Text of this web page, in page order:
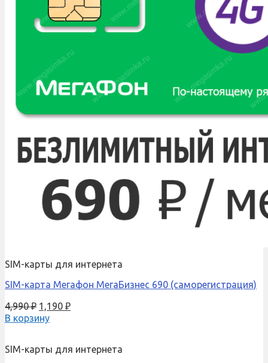
SIM-карты для интернета
SIM-карта Мегафон МегаБизнес 690 (саморегистрация)
4,990₽ 1,190 ₽
В корзину
SIM-карты для интернета